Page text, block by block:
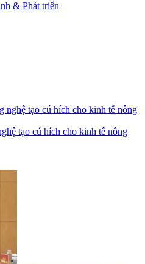
& Phát triển
tạo cú hích cho kinh tế nông